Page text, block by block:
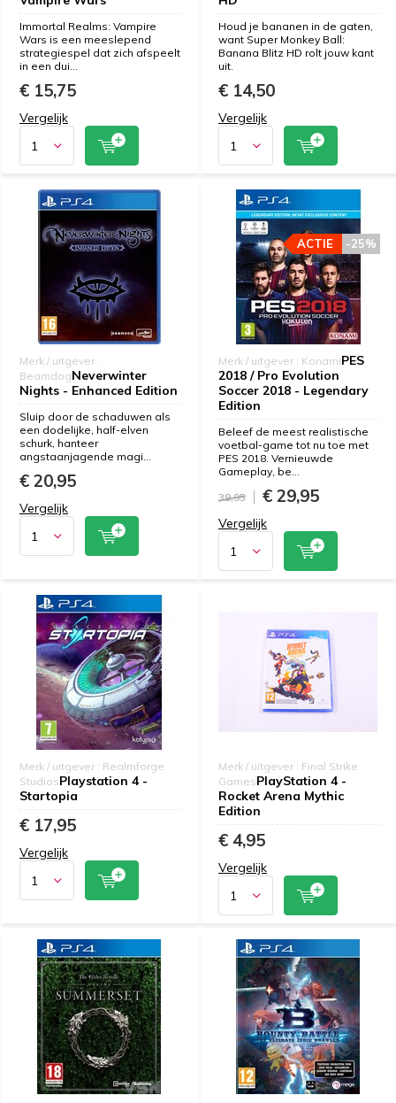
Immortal Realms: Vampire
Wars is een meeslepend
strategiespel dat zich afspeelt
in een dui...
€ 15,75
Vergelijk
Houd je bananen in de gaten,
want Super Monkey Ball:
Banana Blitz HD rolt jouw kant
uit.
€ 14,50
Vergelijk
Merk / uitgever :
BeamdogNeverwinter
Nights - Enhanced Edition
Sluip door de schaduwen als
een dodelijke, half-elven
schurk, hanteer
angstaanjagende magi...
€ 20,95
Vergelijk
Merk / uitgever : KonamiPES
2018 / Pro Evolution
Soccer 2018 - Legendary
Edition
-25%
ACTIE
Beleef de meest realistische
voetbal-game tot nu toe met
PES 2018. Vernieuwde
Gameplay, be...
39,95
€ 29,95
Vergelijk
Merk / uitgever : Realmforge
StudiosPlaystation 4 -
Startopia
€ 17,95
Vergelijk
Merk / uitgever : Final Strike
GamesPlayStation 4 -
Rocket Arena Mythic
Edition
€ 4,95
Vergelijk